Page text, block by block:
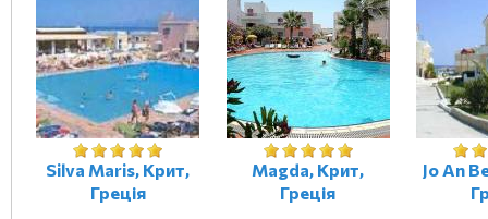
Silva Maris, Крит,
Греція
Magda, Крит,
Греція
Jo An